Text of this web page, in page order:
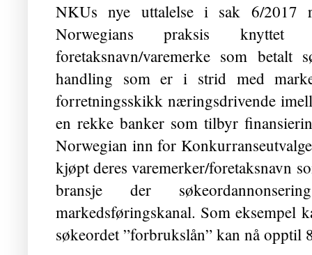
NKUs nye uttalelse i sak 6/2017
Norwegians praksis
foretaksnavn/varemerke som
handling som er i strid med
forretningsskikk næringsdrivende
en rekke banker som tilbyr
Norwegian inn for
kjøpt deres varemerker/foretaksnavn
bransje der
markedsføringskanal. Som eksempel
søkeordet ”forbrukslån” kan nå opptil